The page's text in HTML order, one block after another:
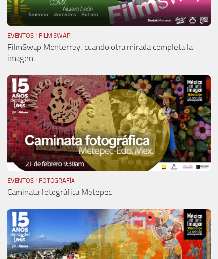
EVENTOS / FILM SWAP
FilmSwap Monterrey: cuando otra mirada completa la
imagen
EVENTOS / FOTOGRAFÍA
Caminata fotográfica Metepec